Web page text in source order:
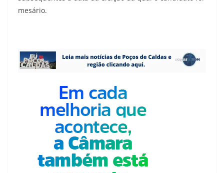
mesário.